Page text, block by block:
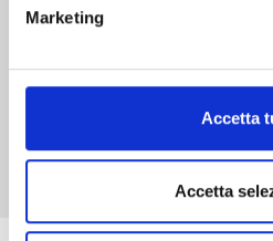
Marketing
Accetta
Accetta
Mostra